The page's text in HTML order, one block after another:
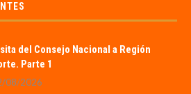
del Consejo Nacional a Región
Parte 1
08/2026